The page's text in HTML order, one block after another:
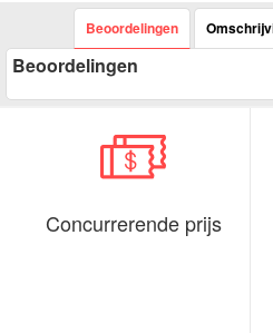
Beoordelingen
Beoordelingen
Concurrerende prijs